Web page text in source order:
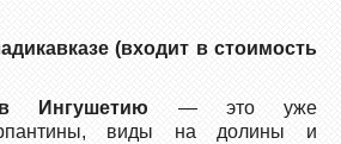
(входит в стоимость
Ингушетию — это уже
виды на долины и